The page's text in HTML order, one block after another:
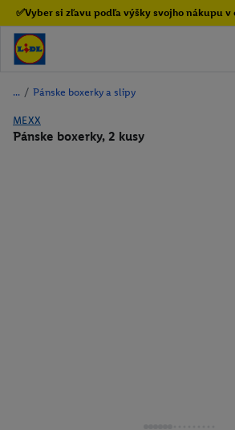
✅Vyber si zľavu podľa výšky svojho nákupu v
/ Pánske boxerky a slipy
MEXX
Pánske boxerky, 2 kusy